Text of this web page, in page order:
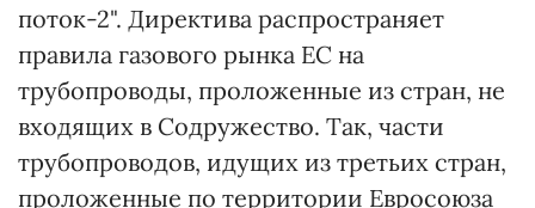
поток-2". Директива распространяет
правила газового рынка ЕС на
трубопроводы, проложенные из стран, не
входящих в Содружество. Так, части
трубопроводов, идущих из третьих стран,
проложенные по территории Евросоюза